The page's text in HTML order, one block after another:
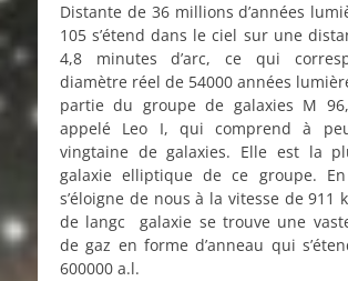
Distante de 36 millions d’années
105 s’étend dans le ciel sur une
4,8 minutes d’arc, ce qui
diamètre réel de 54000 années
partie du groupe de galaxies M
appelé Leo I, qui comprend à
vingtaine de galaxies. Elle est la
galaxie elliptique de ce groupe.
s’éloigne de nous à la vitesse de 911
de langc galaxie se trouve une
de gaz en forme d’anneau qui
600000 a.l.